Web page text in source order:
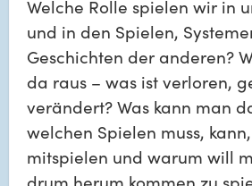
Welche Rolle spielen wir in
und in den Spielen,
Geschichten der anderen?
da raus – was ist verloren,
verändert? Was kann man
welchen Spielen muss,
mitspielen und warum will
drum herum kommen zu